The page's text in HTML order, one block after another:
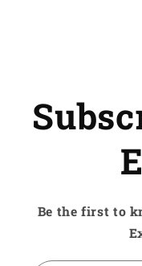
Be the first to